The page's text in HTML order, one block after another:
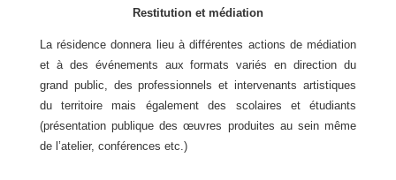
Restitution et médiation
La résidence donnera lieu à différentes actions de médiation
et à des événements aux formats variés en direction du
grand public, des professionnels et intervenants artistiques
du territoire mais également des scolaires et étudiants
(présentation publique des œuvres produites au sein même
de l’atelier, conférences etc.)